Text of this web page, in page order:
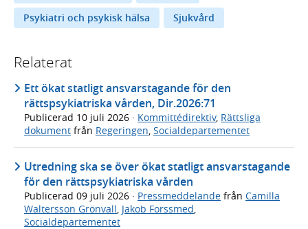
Psykiatri och psykisk hälsa
Sjukvård
Relaterat
Ett ökat statligt ansvarstagande för den
rättspsykiatriska vården, Dir.2026:71
Publicerad 10 juli 2026 · Kommittédirektiv, Rättsliga
dokument från Regeringen, Socialdepartementet
Utredning ska se över ökat statligt ansvarstagande
för den rättspsykiatriska vården
Publicerad 09 juli 2026 · Pressmeddelande från Camilla
Waltersson Grönvall Jakob Forssmed
Socialdepartementet